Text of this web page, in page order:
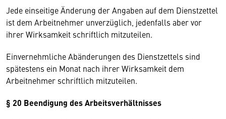
Jede einseitige Änderung der Angaben auf dem Dienstzettel
ist dem Arbeitnehmer unverzüglich, jedenfalls aber vor
ihrer Wirksamkeit schriftlich mitzuteilen.
Einvernehmliche Abänderungen des Dienstzettels sind
spätestens ein Monat nach ihrer Wirksamkeit dem
Arbeitnehmer schriftlich mitzuteilen.
§ 20 Beendigung des Arbeitsverhältnisses